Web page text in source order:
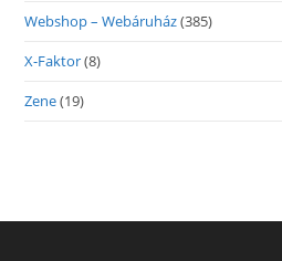
Webshop – Webáruház(385)
X-Faktor(8)
Zene(19)